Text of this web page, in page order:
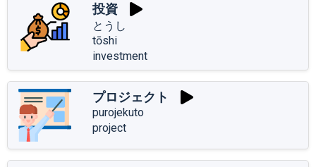
投資
とうし
tōshi
investment
プロジェクト
purojekuto
project